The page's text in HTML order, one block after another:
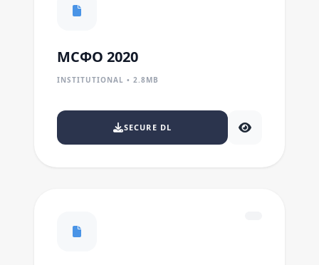
МСФО 2020
INSTITUTIONAL • 2.8MB
SECURE DL